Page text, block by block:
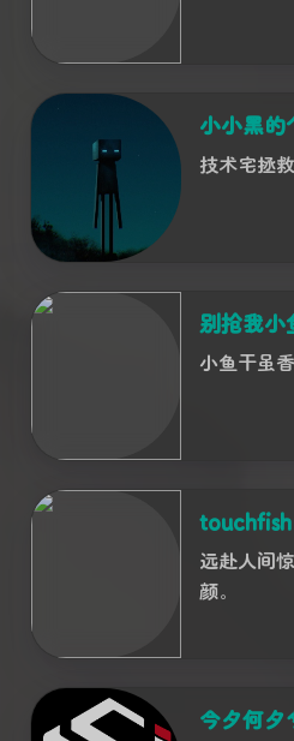
小小黑的
技术宅拯
别抢我小
小鱼干虽
touchfish
远赴人间
颜。
今夕何夕